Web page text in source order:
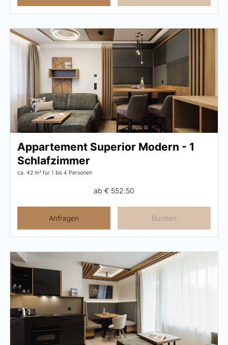
Appartement Superior Modern - 1
Schlafzimmer
ca. 42 m² für 1 bis 4 Personen
ab € 552.50
Anfragen Buchen